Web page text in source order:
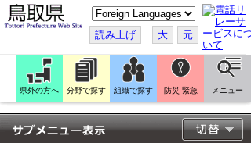
こ
の
ペ
ー
ジ
翻
訳
す
る
読み上げ 大 元
県外の方へ 分野で探す 組織で探す 防災 緊急 メニュー